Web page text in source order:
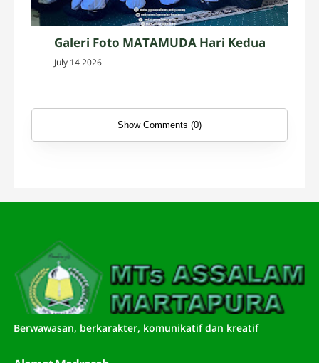
Galeri Foto MATAMUDA Hari Kedua
July 14 2026
Show Comments (0)
Berwawasan, berkarakter, komunikatif dan kreatif